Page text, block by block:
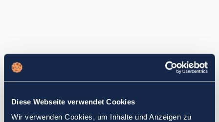
Diese Webseite verwendet Cookies
Wir verwenden Cookies, um Inhalte und Anzeigen zu